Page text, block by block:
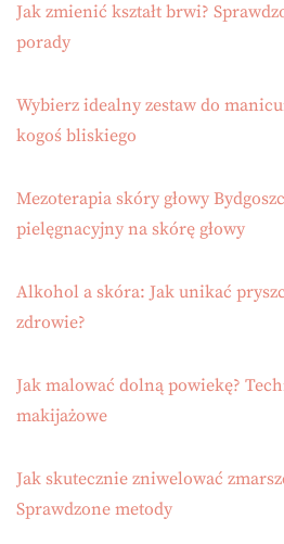
Jak zmienić kształt brwi?
porady
Wybierz idealny zestaw do
kogoś bliskiego
Mezoterapia skóry głowy
pielęgnacyjny na skórę głowy
Alkohol a skóra: Jak unikać
zdrowie?
Jak malować dolną powiekę?
makijażowe
Jak skutecznie zniwelować
Sprawdzone metody